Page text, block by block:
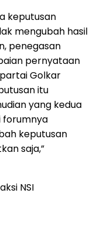
keputusan
mengubah hasil
penegasan
pernyataan
Golkar
itu
yang kedua
forumnya
keputusan
saja,”
NSI